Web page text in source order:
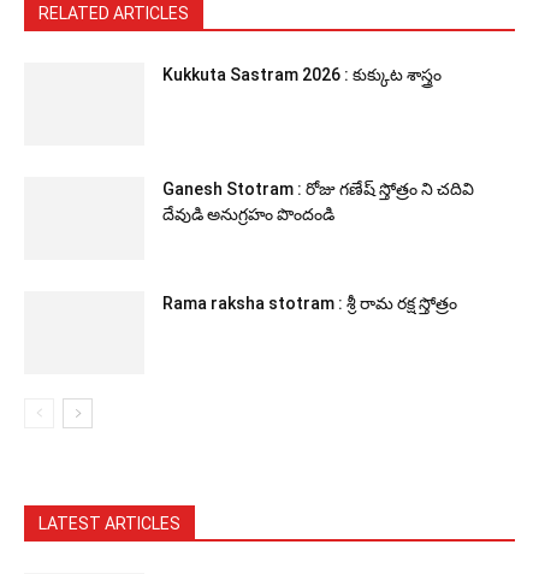
RELATED ARTICLES
Kukkuta Sastram 2026 : కుక్కుట శాస్త్రం
Ganesh Stotram : రోజు గణేష్ స్తోత్రం ని చదివి
దేవుడి అనుగ్రహం పొందండి
Rama raksha stotram : శ్రీ రామ రక్ష స్తోత్రం
LATEST ARTICLES